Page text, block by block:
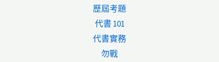
歷屆考題
代書 101
代書實務
勿戰